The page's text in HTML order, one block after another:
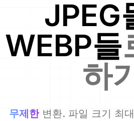
JPEG
WEBP들
하
무제한 변환. 파일 크기 최대